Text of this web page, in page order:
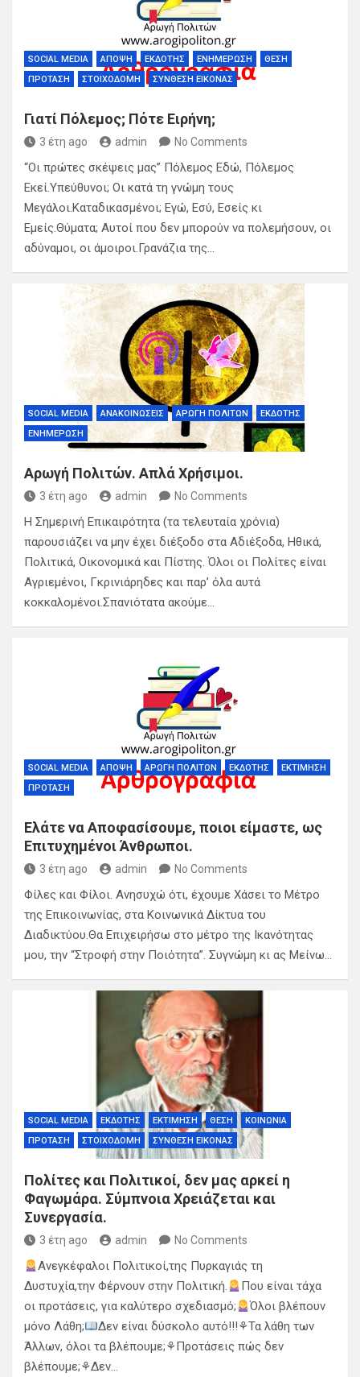
SOCIAL MEDIA ΆΠΟΨΗ ΕΚΔΌΤΗΣ ΕΝΗΜΈΡΩΣΗ
ΘΈΣΗ
ΠΡΌΤΑΣΗ
ΣΤΟΙΧΟΔΟΜΉ ΣΎΝΘΕΣΗ ΕΙΚΌΝΑΣ
Γιατί Πόλεμος; Πότε Ειρήνη;
3 έτη ago admin No Comments
“Οι πρώτες σκέψεις μας” Πόλεμος Εδώ, Πόλεμος
Εκεί.Υπεύθυνοι; Οι κατά τη γνώμη τους
Μεγάλοι.Καταδικασμένοι; Εγώ, Εσύ, Εσείς κι
Εμείς.Θύματα; Αυτοί που δεν μπορούν να πολεμήσουν, οι
αδύναμοι, οι άμοιροι.Γρανάζια της…
SOCIAL MEDIA ΑΝΑΚΟΙΝΏΣΕΙΣ ΑΡΩΓΉ ΠΟΛΙΤΏΝ
ΕΚΔΌΤΗΣ
ΕΝΗΜΈΡΩΣΗ
Αρωγή Πολιτών. Απλά Χρήσιμοι.
3 έτη ago admin No Comments
Η Σημερινή Επικαιρότητα (τα τελευταία χρόνια)
παρουσιάζει να μην έχει διέξοδο στα Αδιέξοδα, Ηθικά,
Πολιτικά, Οικονομικά και Πίστης. Όλοι οι Πολίτες είναι
Αγριεμένοι, Γκρινιάρηδες και παρ’ όλα αυτά
κοκκαλομένοι.Σπανιότατα ακούμε…
SOCIAL MEDIA ΆΠΟΨΗ ΑΡΩΓΉ ΠΟΛΙΤΏΝ ΕΚΔΌΤΗΣ
ΕΚΤΊΜΗΣΗ
ΠΡΌΤΑΣΗ
Ελάτε να Αποφασίσουμε, ποιοι είμαστε, ως
Επιτυχημένοι Άνθρωποι.
3 έτη ago admin No Comments
Φίλες και Φίλοι. Ανησυχώ ότι, έχουμε Χάσει το Μέτρο
της Επικοινωνίας, στα Κοινωνικά Δίκτυα του
Διαδικτύου.Θα Επιχειρήσω στο μέτρο της Ικανότητας
μου, την “Στροφή στην Ποιότητα”. Συγνώμη κι ας Μείνω…
SOCIAL MEDIA ΕΚΔΌΤΗΣ ΕΚΤΊΜΗΣΗ ΘΈΣΗ
ΚΟΙΝΩΝΊΑ
ΠΡΌΤΑΣΗ
ΣΤΟΙΧΟΔΟΜΉ ΣΎΝΘΕΣΗ ΕΙΚΌΝΑΣ
Πολίτες και Πολιτικοί, δεν μας αρκεί η
Φαγωμάρα. Σύμπνοια Χρειάζεται και
Συνεργασία.
3 έτη ago admin No Comments
Ανεγκέφαλοι Πολιτικοί,της Πυρκαγιάς τη
Δυστυχία,την Φέρνουν στην Πολιτική.
Που είναι τάχα
οι προτάσεις, για καλύτερο σχεδιασμό;
Όλοι βλέπουν
μόνο Λάθη;
Δεν είναι δύσκολο αυτό!!!⚘Τα λάθη των
Άλλων, όλοι τα βλέπουμε;⚘Προτάσεις πώς δεν
βλέπουμε;⚘Δεν…